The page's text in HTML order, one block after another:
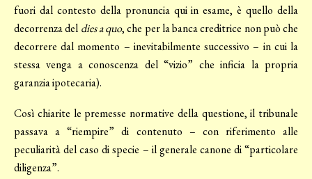
fuori dal contesto della pronuncia qui in esame, è quello della
decorrenza del dies a quo, che per la banca creditrice non può che
decorrere dal momento – inevitabilmente successivo – in cui la
stessa venga a conoscenza del “vizio” che inficia la propria
garanzia ipotecaria).
Così chiarite le premesse normative della questione, il tribunale
passava a “riempire” di contenuto – con riferimento alle
peculiarità del caso di specie – il generale canone di “particolare
diligenza”.